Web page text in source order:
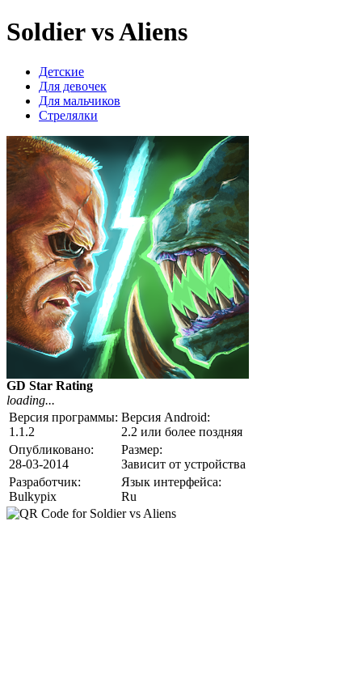
Soldier vs Aliens
Детские
Для девочек
Для мальчиков
Стрелялки
GD Star Rating
loading...
Версия программы:
1.1.2
Версия Android:
2.2 или более поздняя
Опубликовано:
28-03-2014
Размер:
Зависит от устройства
Разработчик:
Bulkypix
Язык интерфейса:
Ru